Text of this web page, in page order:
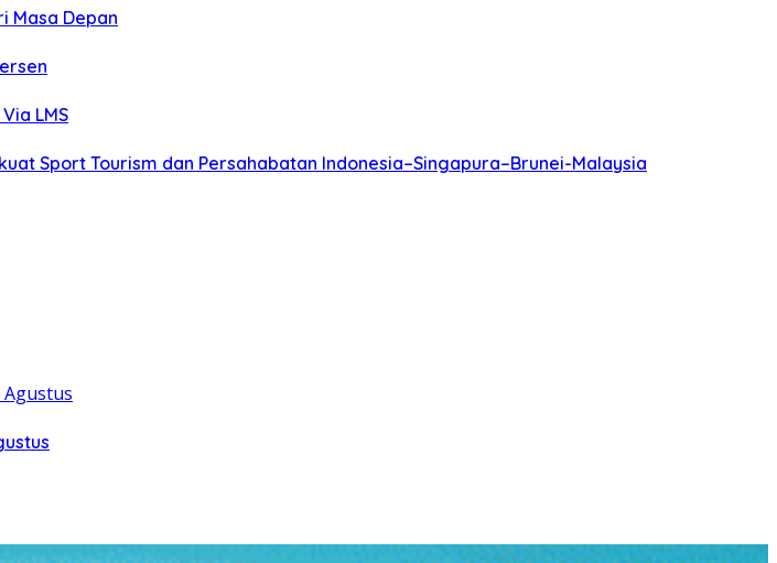
Masa Depan
LMS
Sport Tourism dan Persahabatan Indonesia–Singapura–Brunei-Malaysia